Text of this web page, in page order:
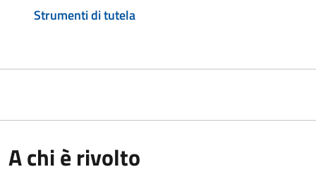
Strumenti di tutela
A chi è rivolto